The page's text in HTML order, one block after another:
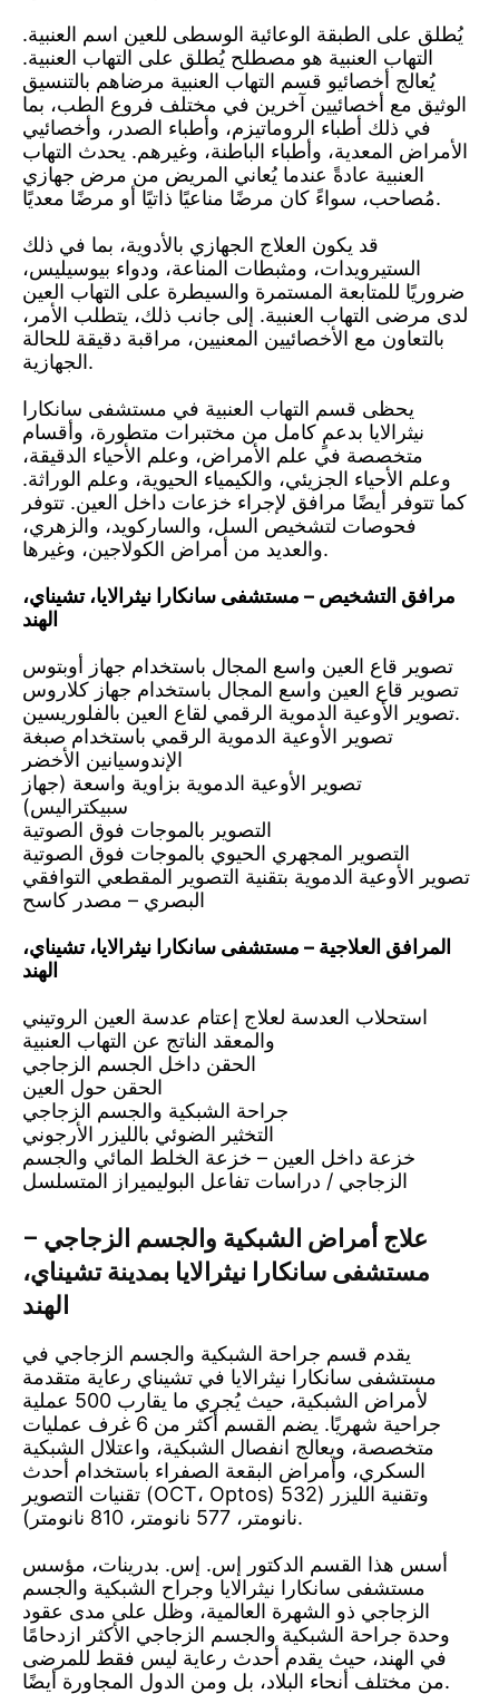
يُطلق على الطبقة الوعائية الوسطى للعين اسم العنبية.
التهاب العنبية هو مصطلح يُطلق على التهاب العنبية.
يُعالج أخصائيو قسم التهاب العنبية مرضاهم بالتنسيق
الوثيق مع أخصائيين آخرين في مختلف فروع الطب، بما
في ذلك أطباء الروماتيزم، وأطباء الصدر، وأخصائيي
الأمراض المعدية، وأطباء الباطنة، وغيرهم. يحدث التهاب
العنبية عادةً عندما يُعاني المريض من مرض جهازي
مُصاحب، سواءً كان مرضًا مناعيًا ذاتيًا أو مرضًا معديًا.
قد يكون العلاج الجهازي بالأدوية، بما في ذلك
الستيرويدات، ومثبطات المناعة، ودواء بيوسيليس،
ضروريًا للمتابعة المستمرة والسيطرة على التهاب العين
لدى مرضى التهاب العنبية. إلى جانب ذلك، يتطلب الأمر،
بالتعاون مع الأخصائيين المعنيين، مراقبة دقيقة للحالة
الجهازية.
يحظى قسم التهاب العنبية في مستشفى سانكارا
نيثرالايا بدعمٍ كامل من مختبرات متطورة، وأقسام
متخصصة في علم الأمراض، وعلم الأحياء الدقيقة،
وعلم الأحياء الجزيئي، والكيمياء الحيوية، وعلم الوراثة.
كما تتوفر أيضًا مرافق لإجراء خزعات داخل العين. تتوفر
فحوصات لتشخيص السل، والساركويد، والزهري،
والعديد من أمراض الكولاجين، وغيرها.
مرافق التشخيص – مستشفى سانكارا نيثرالايا، تشيناي،
الهند
تصوير قاع العين واسع المجال باستخدام جهاز أوبتوس
تصوير قاع العين واسع المجال باستخدام جهاز كلاروس
تصوير الأوعية الدموية الرقمي لقاع العين بالفلوريسين.
تصوير الأوعية الدموية الرقمي باستخدام صبغة
الإندوسيانين الأخضر
تصوير الأوعية الدموية بزاوية واسعة (جهاز
سبيكتراليس)
التصوير بالموجات فوق الصوتية
التصوير المجهري الحيوي بالموجات فوق الصوتية
تصوير الأوعية الدموية بتقنية التصوير المقطعي التوافقي
البصري – مصدر كاسح
المرافق العلاجية – مستشفى سانكارا نيثرالايا، تشيناي،
الهند
استحلاب العدسة لعلاج إعتام عدسة العين الروتيني
والمعقد الناتج عن التهاب العنبية
الحقن داخل الجسم الزجاجي
الحقن حول العين
جراحة الشبكية والجسم الزجاجي
التخثير الضوئي بالليزر الأرجوني
خزعة داخل العين – خزعة الخلط المائي والجسم
الزجاجي / دراسات تفاعل البوليميراز المتسلسل
علاج أمراض الشبكية والجسم الزجاجي –
مستشفى سانكارا نيثرالايا بمدينة تشيناي،
الهند
يقدم قسم جراحة الشبكية والجسم الزجاجي في
مستشفى سانكارا نيثرالايا في تشيناي رعاية متقدمة
لأمراض الشبكية، حيث يُجري ما يقارب 500 عملية
جراحية شهريًا. يضم القسم أكثر من 6 غرف عمليات
متخصصة، ويعالج انفصال الشبكية، واعتلال الشبكية
السكري، وأمراض البقعة الصفراء باستخدام أحدث
تقنيات التصوير (OCT، Optos) وتقنية الليزر (532
نانومتر، 577 نانومتر، 810 نانومتر).
أسس هذا القسم الدكتور إس. إس. بدرينات، مؤسس
مستشفى سانكارا نيثرالايا وجراح الشبكية والجسم
الزجاجي ذو الشهرة العالمية، وظل على مدى عقود
وحدة جراحة الشبكية والجسم الزجاجي الأكثر ازدحامًا
في الهند، حيث يقدم أحدث رعاية ليس فقط للمرضى
من مختلف أنحاء البلاد، بل ومن الدول المجاورة أيضًا.